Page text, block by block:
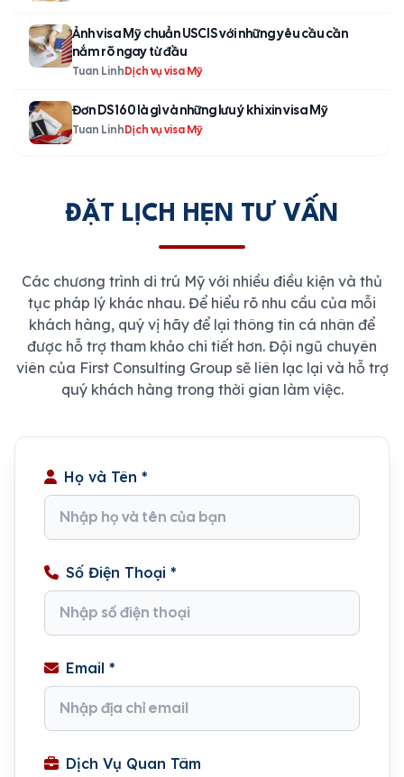
Ảnh visa Mỹ chuẩn USCIS với những yêu cầu cần
nắm rõ ngay từ đầu
Tuan LinhDịch vụ visa Mỹ
Đơn DS 160 là gì và những lưu ý khi xin visa Mỹ
Tuan LinhDịch vụ visa Mỹ
ĐẶT LỊCH HẸN TƯ VẤN
Các chương trình di trú Mỹ với nhiều điều kiện và thủ
tục pháp lý khác nhau. Để hiểu rõ nhu cầu của mỗi
khách hàng, quý vị hãy để lại thông tin cá nhân để
được hỗ trợ tham khảo chi tiết hơn. Đội ngũ chuyên
viên của First Consulting Group sẽ liên lạc lại và hỗ trợ
quý khách hàng trong thời gian làm việc.
Họ và Tên *
Số Điện Thoại *
Email *
Dịch Vụ Quan Tâm